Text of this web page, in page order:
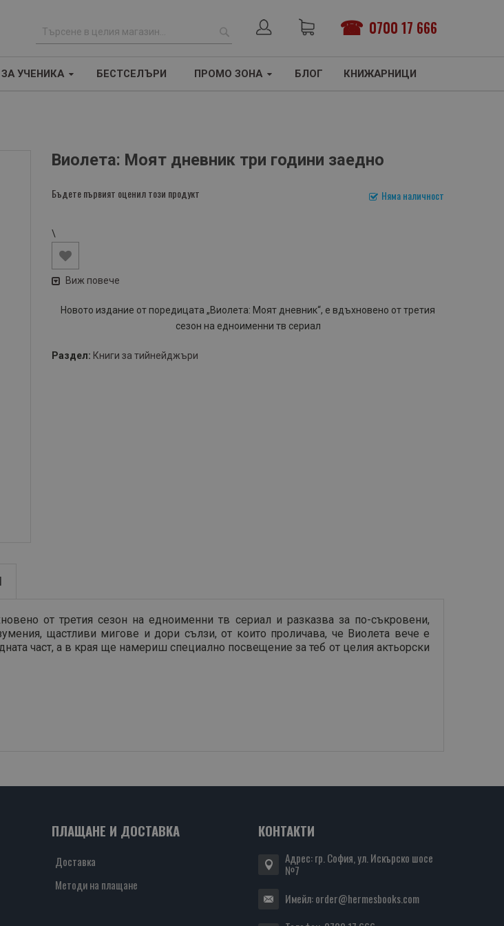
0700 17 666
р
ТЪРСЕНЕ
ЗА УЧЕНИКА БЕСТСЕЛЪРИ ПРОМО ЗОНА БЛОГ КНИЖАРНИЦИ
Виолета: Моят дневник три години заедно
Няма наличност
Бъдете първият оценил този продукт
\
Виж повече
Новото издание от поредицата „Виолета: Моят дневник“, е вдъхновено от третия
сезон на едноименни тв сериал
Раздел: Книги за тийнейджъри
от третия сезон на едноименни тв сериал и разказва за по-съкровени,
щастливи мигове и дори сълзи, от които проличава, че Виолета вече е
част, а в края ще намериш специално посвещение за теб от целия актьорски
ПЛАЩАНЕ И ДОСТАВКА
Доставка
Методи на плащане
КОНТАКТИ
Адрес: гр. София, ул. Искърско шосе
№7
Имейл:order@hermesbooks.com